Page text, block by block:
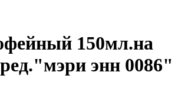
150мл.на
энн 0086"